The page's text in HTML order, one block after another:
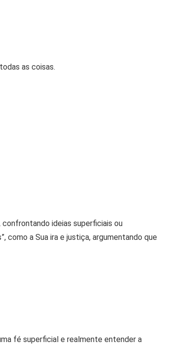
as coisas.
ideias superficiais ou
como a Sua ira e justiça, argumentando que
fé superficial e realmente entender a